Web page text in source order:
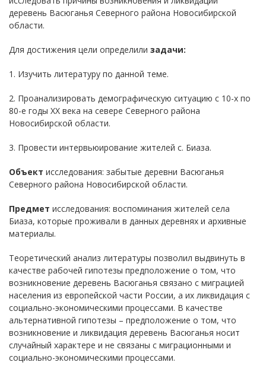
деревень Васюганья Северного района Новосибирской
области.
Для достижения цели определили задачи:
1. Изучить литературу по данной теме.
2. Проанализировать демографическую ситуацию с 10-х по
80-е годы XX века на севере Северного района
Новосибирской области.
3. Провести интервьюирование жителей с. Биаза.
Объект исследования: забытые деревни Васюганья
Северного района Новосибирской области.
Предмет исследования: воспоминания жителей села
Биаза, которые проживали в данных деревнях и архивные
материалы.
Теоретический анализ литературы позволил выдвинуть в
качестве рабочей гипотезы предположение о том, что
возникновение деревень Васюганья связано с миграцией
населения из европейской части России, а их ликвидация с
социально-экономическими процессами. В качестве
альтернативной гипотезы – предположение о том, что
возникновение и ликвидация деревень Васюганья носит
случайный характере и не связаны с миграционными и
социально-экономическими процессами.